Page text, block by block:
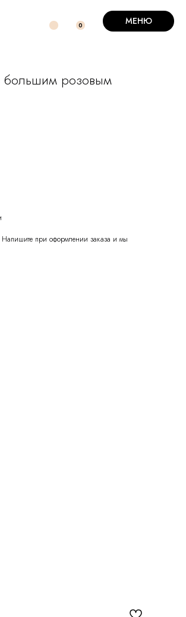
0 МЕНЮ
большим розовым
Напишите при оформлении заказа и мы